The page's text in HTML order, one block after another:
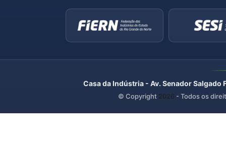
Casa da Indústria - Av. Senador
© Copyright 2026 - Todos os